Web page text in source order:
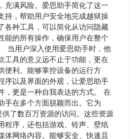
充满风险。爱思助手简化了这一
持，帮助用户安全地完成越狱操
各种工具，可以简化从访问隐藏
能的所有操作，确保用户在整个
当用户深入使用爱思助手时，他
工具的意义远不止于功能，更在
便利。能够掌控设备的运行方
序以及界面的外观，让爱思助手
，更是一种自我表达的方式。 在
手在多个方面脱颖而出。它为
供了数百万资源的访问。这些资源
程序，还包括游戏、铃声、壁纸
体网络内容。能够安全、快速且